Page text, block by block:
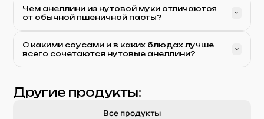
Чем анеллини из нутовой муки отличаются
от обычной пшеничной пасты?
С какими соусами и в каких блюдах лучше
всего сочетаются нутовые анеллини?
Другие продукты:
Все продукты